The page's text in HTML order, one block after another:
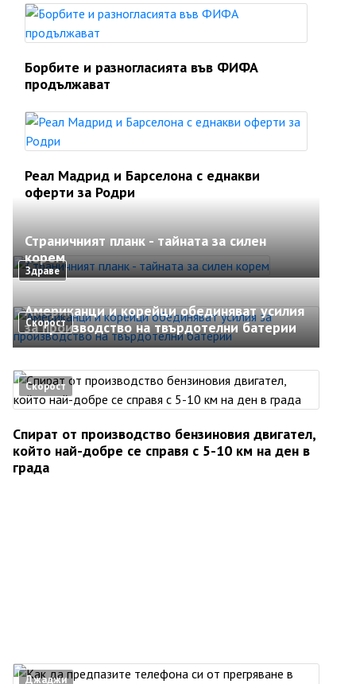
Борбите и разногласията във ФИФА
продължават
Реал Мадрид и Барселона с еднакви
оферти за Родри
Здраве
Страничният планк - тайната за силен
корем
Скорост
Американци и корейци обединяват усилия
за производство на твърдотелни батерии
Скорост
Спират от производство бензиновия двигател,
който най-добре се справя с 5-10 км на ден в
града
Джаджи